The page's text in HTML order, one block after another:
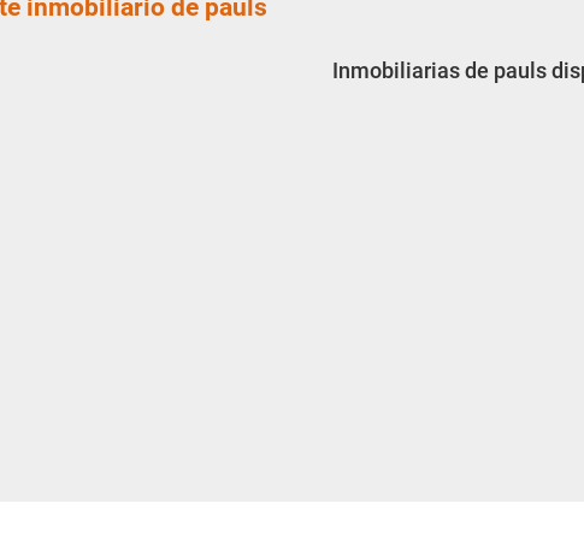
inmobiliario de pauls
Inmobiliarias de pauls